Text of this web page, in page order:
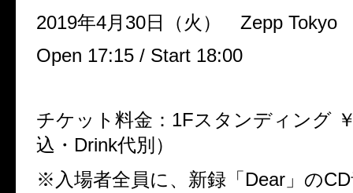
2019年4月30日（火） Zepp Tokyo
Open 17:15 / Start 18:00
チケット料金：1Fスタンディング
込・Drink代別）
※入場者全員に、新録「Dear」の